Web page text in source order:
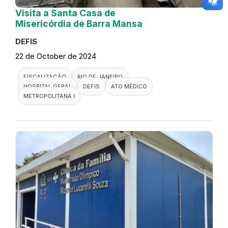
Visita a Santa Casa de
Misericórdia de Barra Mansa
DEFIS
22 de October de 2024
FISCALIZAÇÃO
RIO DE JANEIRO
HOSPITAL GERAL
DEFIS
ATO MÉDICO
METROPOLITANA I